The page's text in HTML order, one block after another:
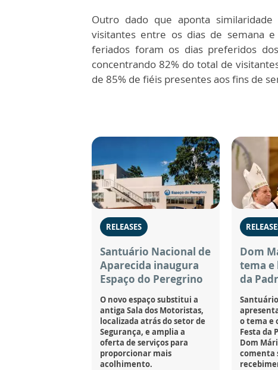
Outro dado que aponta
visitantes entre os dias de semana
feriados foram os dias preferidos
concentrando 82% do total de
de 85% de fiéis presentes aos fins de
RELEASES
Santuário Nacional de
Aparecida inaugura
Espaço do Peregrino
O novo espaço substitui a
antiga Sala dos Motoristas,
localizada atrás do setor de
Segurança, e amplia a
oferta de serviços para
proporcionar mais
acolhimento.
Dom
tema e
da
o tema e
Festa da
Dom
comenta